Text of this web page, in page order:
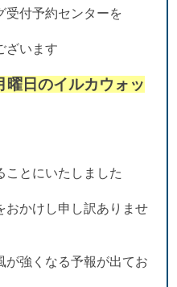
受付予約センターを
ざいます
日のイルカウォッ
ことにいたしました
おかけし申し訳ありませ
が強くなる予報が出てお